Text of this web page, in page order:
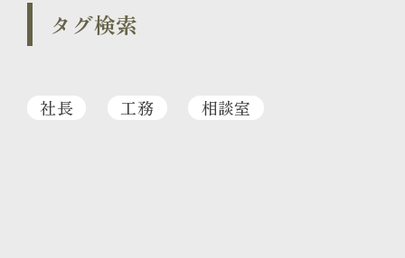
タグ検索
社長 工務 相談室